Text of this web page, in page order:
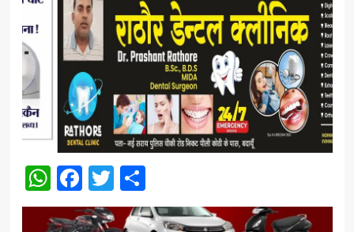
WhatsApp
Facebook
Twitter
Share